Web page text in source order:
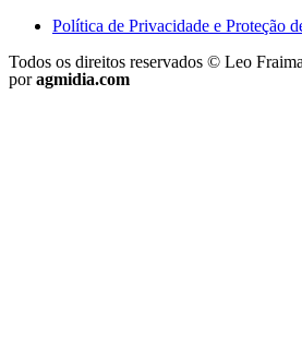
Política de Privacidade e Proteção
Todos os direitos reservados © Leo
poragmidia.com